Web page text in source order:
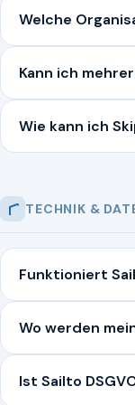
Welche
Kann ich
Wie kann ich
TECHNIK &
Funktioniert
Wo werden
Ist Sailto